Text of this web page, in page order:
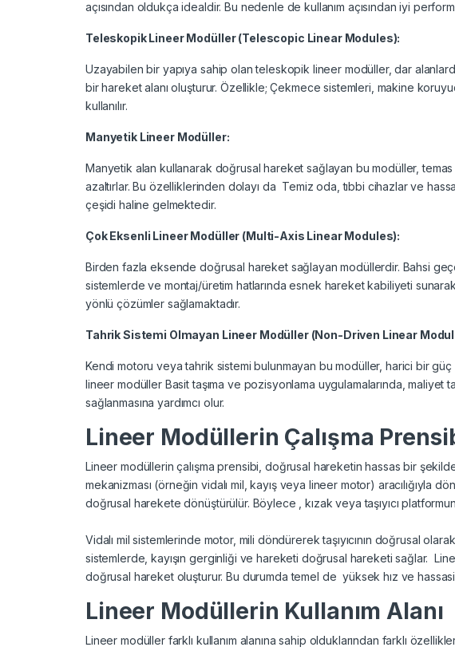
açısından oldukça idealdir. Bu nedenle de kullanım açısından iyi
Teleskopik Lineer Modüller (Telescopic Linear Modules):
Uzayabilen bir yapıya sahip olan teleskopik lineer modüller, dar
bir hareket alanı oluşturur. Özellikle; Çekmece sistemleri, makine
kullanılır.
Manyetik Lineer Modüller:
Manyetik alan kullanarak doğrusal hareket sağlayan bu modüller, temas
azaltırlar. Bu özelliklerinden dolayı da Temiz oda, tıbbi cihazlar ve
çeşidi haline gelmektedir.
Çok Eksenli Lineer Modüller (Multi-Axis Linear Modules):
Birden fazla eksende doğrusal hareket sağlayan modüllerdir. Bahsi
sistemlerde ve montaj/üretim hatlarında esnek hareket kabiliyeti
yönlü çözümler sağlamaktadır.
Tahrik Sistemi Olmayan Lineer Modüller (Non-Driven Linear
Kendi motoru veya tahrik sistemi bulunmayan bu modüller, harici bir
lineer modüller Basit taşıma ve pozisyonlama uygulamalarında, maliyet
sağlanmasına yardımcı olur.
Lineer Modüllerin Çalışma
Lineer modüllerin çalışma prensibi, doğrusal hareketin hassas bir
mekanizması (örneğin vidalı mil, kayış veya lineer motor) aracılığıyla
doğrusal harekete dönüştürülür. Böylece , kızak veya taşıyıcı
Vidalı mil sistemlerinde motor, mili döndürerek taşıyıcının doğrusal
sistemlerde, kayışın gerginliği ve hareketi doğrusal hareketi sağlar.
doğrusal hareket oluşturur. Bu durumda temel de yüksek hız ve
Lineer Modüllerin Kullanım Alanı
Lineer modüller farklı kullanım alanına sahip olduklarından farklı